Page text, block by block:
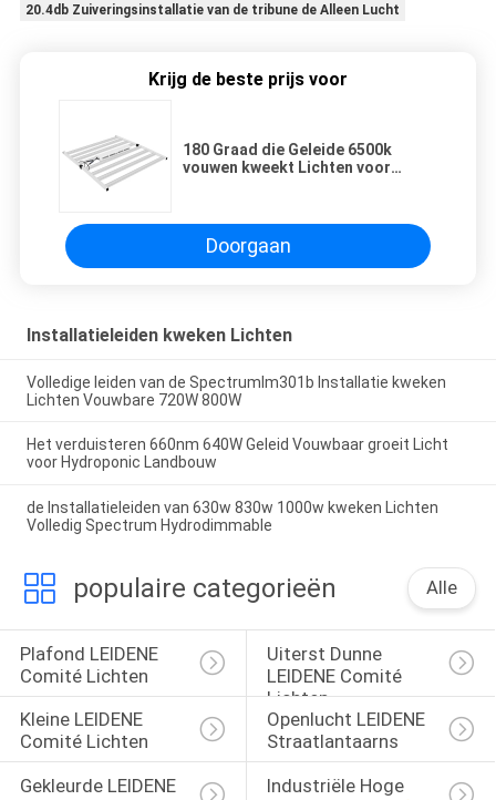
20.4db Zuiveringsinstallatie van de tribune de Alleen Lucht
Krijg de beste prijs voor
180 Graad die Geleide 6500k
vouwen kweekt Lichten voor
Doorgaan
Installatieleiden kweken Lichten
Volledige leiden van de Spectrumlm301b Installatie kweken
Lichten Vouwbare 720W 800W
Het verduisteren 660nm 640W Geleid Vouwbaar groeit Licht
voor Hydroponic Landbouw
de Installatieleiden van 630w 830w 1000w kweken Lichten
Volledig Spectrum Hydrodimmable
populaire categorieën Alle
Plafond LEIDENE
Comité Lichten
Uiterst Dunne
LEIDENE Comité
Lichten
Kleine LEIDENE
Comité Lichten
Openlucht LEIDENE
Straatlantaarns
Gekleurde LEIDENE
Industriële Hoge